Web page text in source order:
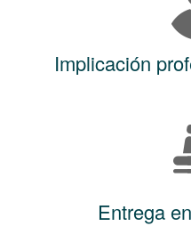
Implicación
Entrega